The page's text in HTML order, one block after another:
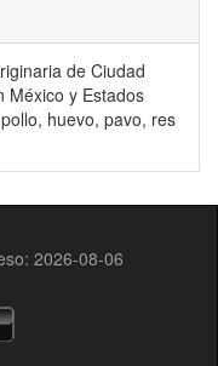
de Ciudad
México y Estados
huevo, pavo, res
2026-08-06